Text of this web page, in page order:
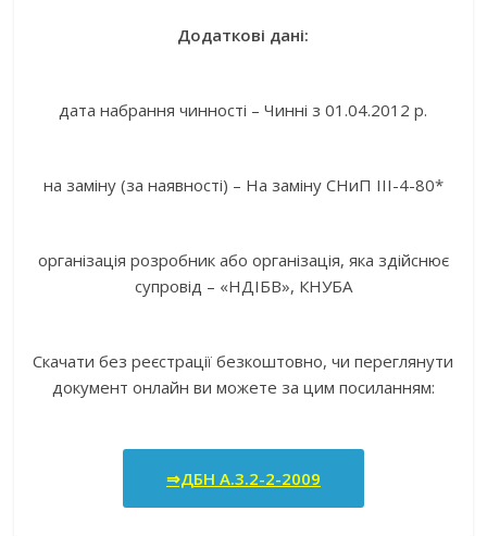
Додаткові дані:
дата набрання чинності – Чинні з 01.04.2012 р.
на заміну (за наявності) – На заміну СНиП III-4-80*
організація розробник або організація, яка здійснює
супровід – «НДІБВ», КНУБА
Скачати без реєстрації безкоштовно, чи переглянути
документ онлайн ви можете за цим посиланням:
⇒ДБН А.3.2-2-2009